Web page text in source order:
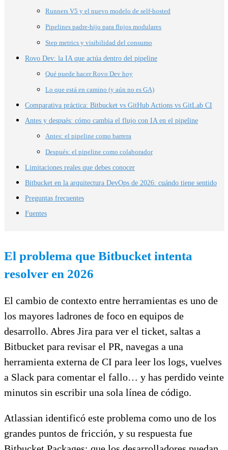
Runners V5 y el nuevo modelo de self-hosted
Pipelines padre-hijo para flujos modulares
Step metrics y visibilidad del consumo
Rovo Dev: la IA que actúa dentro del pipeline
Qué puede hacer Rovo Dev hoy
Lo que está en camino (y aún no es GA)
Comparativa práctica: Bitbucket vs GitHub Actions vs GitLab CI
Antes y después: cómo cambia el flujo con IA en el pipeline
Antes: el pipeline como barrera
Después: el pipeline como colaborador
Limitaciones reales que debes conocer
Bitbucket en la arquitectura DevOps de 2026: cuándo tiene sentido
Preguntas frecuentes
Fuentes
El problema que Bitbucket intenta
resolver en 2026
El cambio de contexto entre herramientas es uno de
los mayores ladrones de foco en equipos de
desarrollo. Abres Jira para ver el ticket, saltas a
Bitbucket para revisar el PR, navegas a una
herramienta externa de CI para leer los logs, vuelves
a Slack para comentar el fallo… y has perdido veinte
minutos sin escribir una sola línea de código.
Atlassian identificó este problema como uno de los
grandes puntos de fricción, y su respuesta fue